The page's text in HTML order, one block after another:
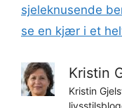
sjeleknusende
se en kjær i et
Kristin
Kristin